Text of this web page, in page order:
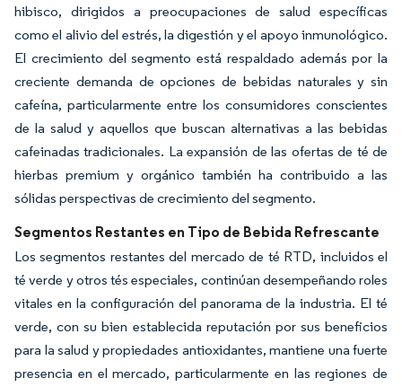
hibisco, dirigidos a preocupaciones de salud específicas
como el alivio del estrés, la digestión y el apoyo inmunológico.
El crecimiento del segmento está respaldado además por la
creciente demanda de opciones de bebidas naturales y sin
cafeína, particularmente entre los consumidores conscientes
de la salud y aquellos que buscan alternativas a las bebidas
cafeinadas tradicionales. La expansión de las ofertas de té de
hierbas premium y orgánico también ha contribuido a las
sólidas perspectivas de crecimiento del segmento.
Segmentos Restantes en Tipo de Bebida Refrescante
Los segmentos restantes del mercado de té RTD, incluidos el
té verde y otros tés especiales, continúan desempeñando roles
vitales en la configuración del panorama de la industria. El té
verde, con su bien establecida reputación por sus beneficios
para la salud y propiedades antioxidantes, mantiene una fuerte
presencia en el mercado, particularmente en las regiones de